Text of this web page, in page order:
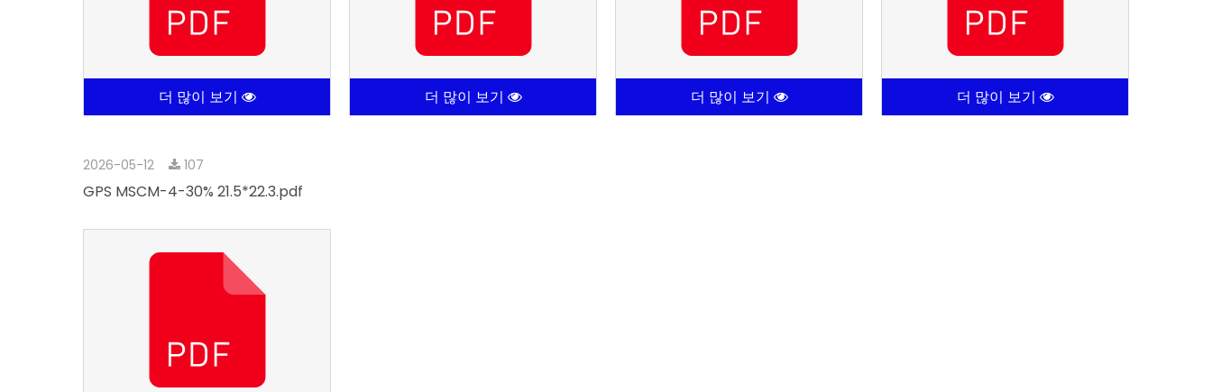
더 많이 보기 더 많이 보기 더 많이 보기 더 많이 보기
2026-05-12 107
GPS MSCM-4-30% 21.5*22.3.pdf